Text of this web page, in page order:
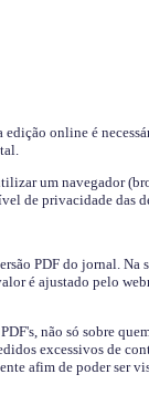
edição online é
um navegador
de privacidade das
PDF do jornal. Na
é ajustado pelo
não só sobre
excessivos de
afim de poder ser